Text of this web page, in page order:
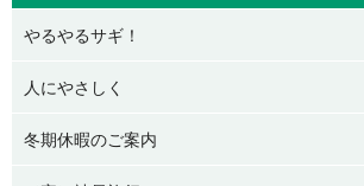
やるやるサギ！
人にやさしく
冬期休暇のご案内